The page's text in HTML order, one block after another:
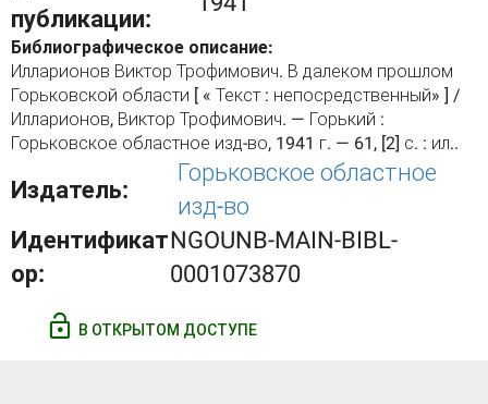
публикации:
Библиографическое описание:
Илларионов Виктор Трофимович. В далеком прошлом
Горьковской области [ « Текст : непосредственный» ] /
Илларионов, Виктор Трофимович. — Горький :
Горьковское областное изд-во, 1941 г. — 61, [2] с. : ил..
Издатель:
Горьковское областное
изд-во
Идентификат
ор:
NGOUNB-MAIN-BIBL-
0001073870
В ОТКРЫТОМ ДОСТУПЕ